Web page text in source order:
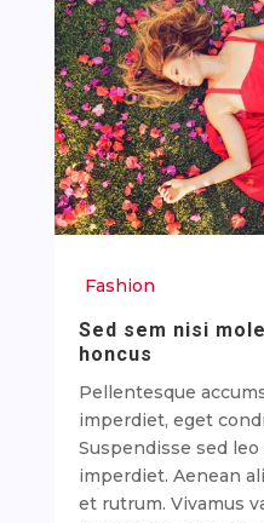
Fashion
Sed sem nisi
honcus
Pellentesque
imperdiet, eget
Suspendisse sed
imperdiet. Aenean
et rutrum. Vivamus